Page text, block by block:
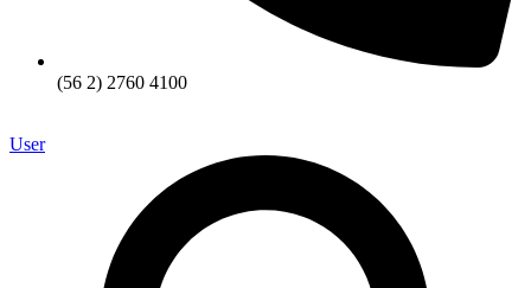
(56 2) 2760 4100
User